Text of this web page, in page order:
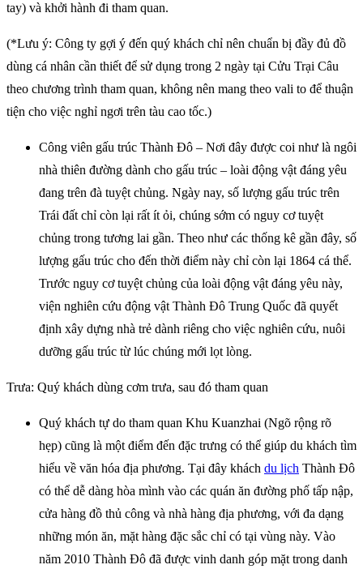
tay) và khởi hành đi tham quan.
(*Lưu ý: Công ty gợi ý đến quý khách chỉ nên chuẩn bị đầy đủ đồ
dùng cá nhân cần thiết để sử dụng trong 2 ngày tại Cửu Trại Câu
theo chương trình tham quan, không nên mang theo vali to để thuận
tiện cho việc nghỉ ngơi trên tàu cao tốc.)
Công viên gấu trúc Thành Đô – Nơi đây được coi như là ngôi
nhà thiên đường dành cho gấu trúc – loài động vật đáng yêu
đang trên đà tuyệt chủng. Ngày nay, số lượng gấu trúc trên
Trái đất chỉ còn lại rất ít ỏi, chúng sớm có nguy cơ tuyệt
chủng trong tương lai gần. Theo như các thống kê gần đây, số
lượng gấu trúc cho đến thời điểm này chỉ còn lại 1864 cá thể.
Trước nguy cơ tuyệt chủng của loài động vật đáng yêu này,
viện nghiên cứu động vật Thành Đô Trung Quốc đã quyết
định xây dựng nhà trẻ dành riêng cho việc nghiên cứu, nuôi
dưỡng gấu trúc từ lúc chúng mới lọt lòng.
Trưa: Quý khách dùng cơm trưa, sau đó tham quan
Quý khách tự do tham quan Khu Kuanzhai (Ngõ rộng rõ
hẹp) cũng là một điểm đến đặc trưng có thể giúp du khách tìm
hiểu về văn hóa địa phương. Tại đây khách du lịch Thành Đô
có thể dễ dàng hòa mình vào các quán ăn đường phố tấp nập,
cửa hàng đồ thủ công và nhà hàng địa phương, với đa dạng
những món ăn, mặt hàng đặc sắc chỉ có tại vùng này. Vào
năm 2010 Thành Đô đã được vinh danh góp mặt trong danh